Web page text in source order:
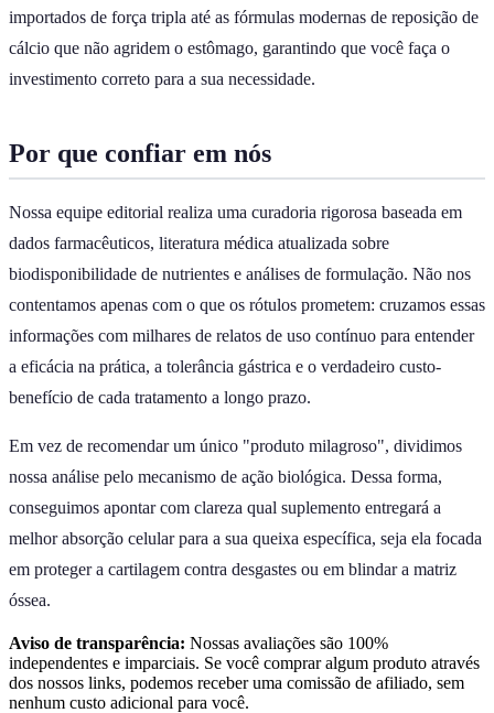
importados de força tripla até as fórmulas modernas de reposição de
cálcio que não agridem o estômago, garantindo que você faça o
investimento correto para a sua necessidade.
Por que confiar em nós
Nossa equipe editorial realiza uma curadoria rigorosa baseada em
dados farmacêuticos, literatura médica atualizada sobre
biodisponibilidade de nutrientes e análises de formulação. Não nos
contentamos apenas com o que os rótulos prometem: cruzamos essas
informações com milhares de relatos de uso contínuo para entender
a eficácia na prática, a tolerância gástrica e o verdadeiro custo-
benefício de cada tratamento a longo prazo.
Em vez de recomendar um único "produto milagroso", dividimos
nossa análise pelo mecanismo de ação biológica. Dessa forma,
conseguimos apontar com clareza qual suplemento entregará a
melhor absorção celular para a sua queixa específica, seja ela focada
em proteger a cartilagem contra desgastes ou em blindar a matriz
óssea.
Aviso de transparência: Nossas avaliações são 100%
independentes e imparciais. Se você comprar algum produto através
dos nossos links, podemos receber uma comissão de afiliado, sem
nenhum custo adicional para você.